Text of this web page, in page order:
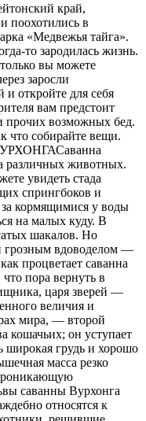
край,
поохотились в
«Медвежья тайга».
то зародилась жизнь.
вы можете
заросли
и откройте для себя
вам предстоит
прочих возможных бед.
что собирайте вещи.
различных животных.
увидеть стада
спрингбоков и
кормящимися у воды
на малых куду. В
шакалов. Но
грозным вдоводелом —
процветает саванна
пора вернуть в
царя зверей —
величия и
мира, — второй
кошачьих; он уступает
широкая грудь и хорошо
масса резко
саванны Вурхонга
относятся к